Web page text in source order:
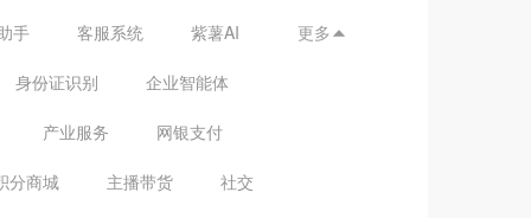
手 客服系统 紫薯AI
身份证识别 企业智能体
产业服务 网银支付
分商城 主播带货 社交
更多 